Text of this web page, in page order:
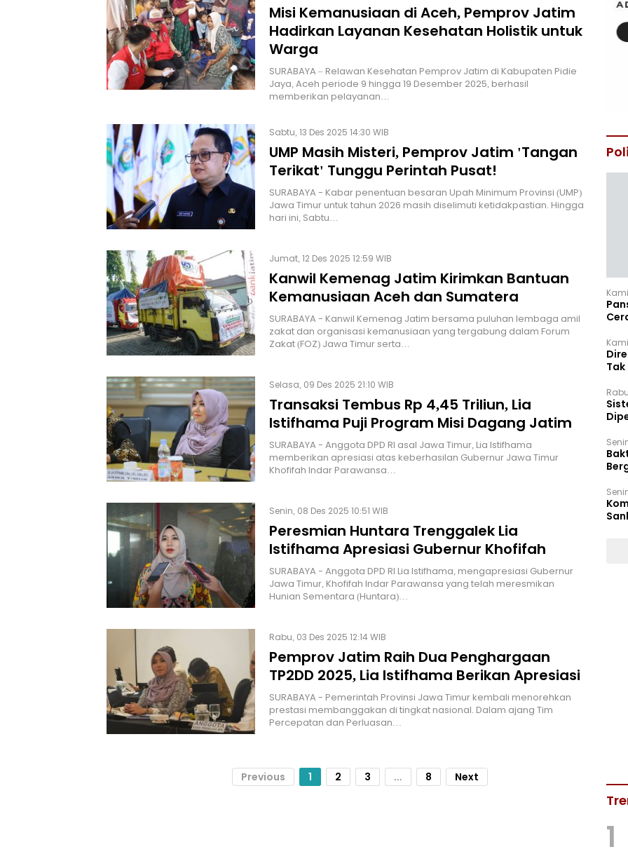
Misi Kemanusiaan di Aceh, Pemprov Jatim
Hadirkan Layanan Kesehatan Holistik untuk
Warga
SURABAYA – Relawan Kesehatan Pemprov Jatim di Kabupaten Pidie
Jaya, Aceh periode 9 hingga 19 Desember 2025, berhasil
memberikan pelayanan…
Sabtu, 13 Des 2025 14:30 WIB
UMP Masih Misteri, Pemprov Jatim 'Tangan
Terikat' Tunggu Perintah Pusat!
SURABAYA - Kabar penentuan besaran Upah Minimum Provinsi (UMP)
Jawa Timur untuk tahun 2026 masih diselimuti ketidakpastian. Hingga
hari ini, Sabtu…
Jumat, 12 Des 2025 12:59 WIB
Kanwil Kemenag Jatim Kirimkan Bantuan
Kemanusiaan Aceh dan Sumatera
SURABAYA - Kanwil Kemenag Jatim bersama puluhan lembaga amil
zakat dan organisasi kemanusiaan yang tergabung dalam Forum
Zakat (FOZ) Jawa Timur serta…
Selasa, 09 Des 2025 21:10 WIB
Transaksi Tembus Rp 4,45 Triliun, Lia
Istifhama Puji Program Misi Dagang Jatim
SURABAYA - Anggota DPD RI asal Jawa Timur, Lia Istifhama
memberikan apresiasi atas keberhasilan Gubernur Jawa Timur
Khofifah Indar Parawansa…
Senin, 08 Des 2025 10:51 WIB
Peresmian Huntara Trenggalek Lia
Istifhama Apresiasi Gubernur Khofifah
SURABAYA - Anggota DPD RI Lia Istifhama, mengapresiasi Gubernur
Jawa Timur, Khofifah Indar Parawansa yang telah meresmikan
Hunian Sementara (Huntara)…
Rabu, 03 Des 2025 12:14 WIB
Pemprov Jatim Raih Dua Penghargaan
TP2DD 2025, Lia Istifhama Berikan Apresiasi
SURABAYA - Pemerintah Provinsi Jawa Timur kembali menorehkan
prestasi membanggakan di tingkat nasional. Dalam ajang Tim
Percepatan dan Perluasan…
Previous 1 2 3 ... 8 Next
1